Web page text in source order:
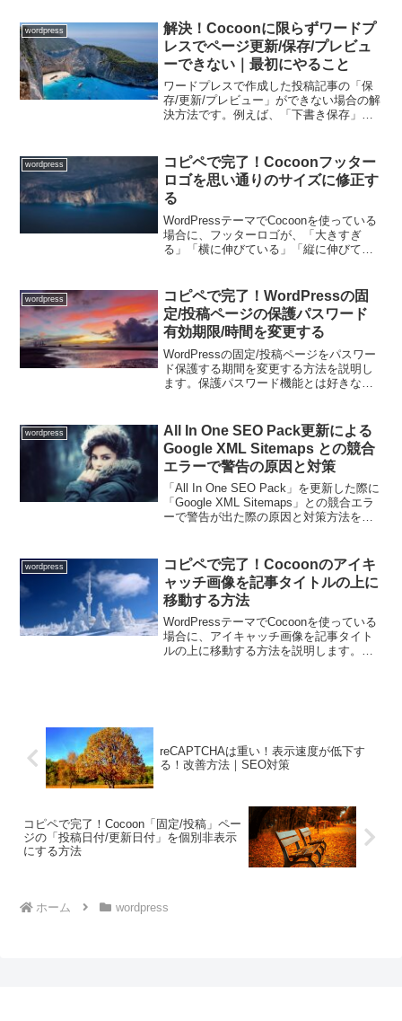
統合する方法をカスタマイズすることが
で...
wordpress
解決！Cocoonに限らずワードプ
レスでページ更新/保存/プレビュ
ーできない｜最初にやること
ワードプレスで作成した投稿記事の「保
存/更新/プレビュー」ができない場合の解
決方法です。例えば、「下書き保存」を
なり、何もできない！となっている方に
は、まず最初に試して...
wordpress
コピペで完了！Cocoonフッター
ロゴを思い通りのサイズに修正す
る
WordPressテーマでCocoonを使っている
場合に、フッターロゴが、「大きすぎ
る」「横に伸びている」「縦に伸びてい
します。フッターロゴサイズを修正する
手順以下の手...
wordpress
コピペで完了！WordPressの固
定/投稿ページの保護パスワード
有効期限/時間を変更する
WordPressの固定/投稿ページをパスワー
ド保護する期間を変更する方法を説明し
ます。保護パスワード機能とは好きな投
スワード保護」はWordPressのユーザー
ログイ...
wordpress
All In One SEO Pack更新による
Google XML Sitemaps との競合
エラーで警告の原因と対策
「All In One SEO Pack」を更新した際に
「Google XML Sitemaps」との競合エラ
ーで警告が出た際の原因と対策方法を書
wordpress
コピペで完了！Cocoonのアイキ
ャッチ画像を記事タイトルの上に
移動する方法
WordPressテーマでCocoonを使っている
場合に、アイキャッチ画像を記事タイト
ルの上に移動する方法を説明します。手
reCAPTCHAは重い！表示速度が低下す
る！改善方法｜SEO対策
コピペで完了！Cocoon「固定/投稿」ペー
ジの「投稿日付/更新日付」を個別非表示
にする方法
ホーム wordpress